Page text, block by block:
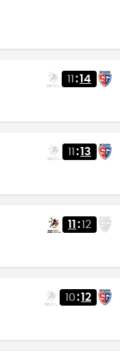
11 :14
11 :13
11 :12
10:12